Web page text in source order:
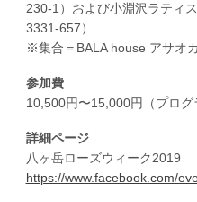
230-1）および小淵沢ラティ
3331-657）
※集合＝BALA house アサオ
参加費
10,500円〜15,000円（プログ
詳細ページ
八ヶ岳ローズウィーク2019
https://www.facebook.com/